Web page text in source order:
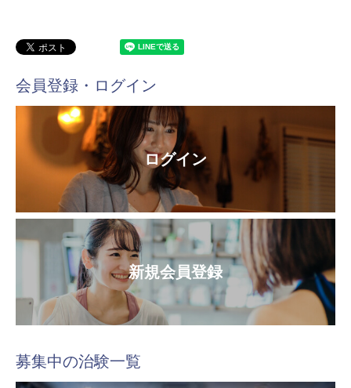
会員登録・ログイン
ログイン
新規会員登録
募集中の治験一覧